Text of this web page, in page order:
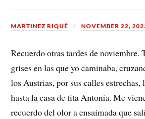
MARTINEZ RIQUÉ NOVEMBER 22,
Recuerdo otras tardes de noviembre.
grises en las que yo caminaba,
los Austrias, por sus calles estrechas,
hasta la casa de tita Antonia. Me
recuerdo del olor a ensaimada que